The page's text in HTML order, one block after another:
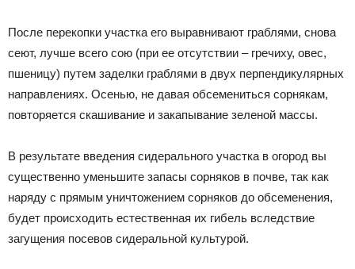
После перекопки участка его выравнивают граблями, снова
сеют, лучше всего сою (при ее отсутствии – гречиху, овес,
пшеницу) путем заделки граблями в двух перпендикулярных
направлениях. Осенью, не давая обсемениться сорнякам,
повторяется скашивание и закапывание зеленой массы.
В результате введения сидерального участка в огород вы
существенно уменьшите запасы сорняков в почве, так как
наряду с прямым уничтожением сорняков до обсеменения,
будет происходить естественная их гибель вследствие
загущения посевов сидеральной культурой.